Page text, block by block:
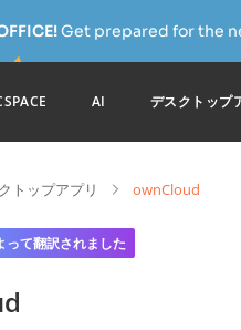
Get prepared for the
AI デスクトップ
トップアプリ ownCloud
って翻訳されました